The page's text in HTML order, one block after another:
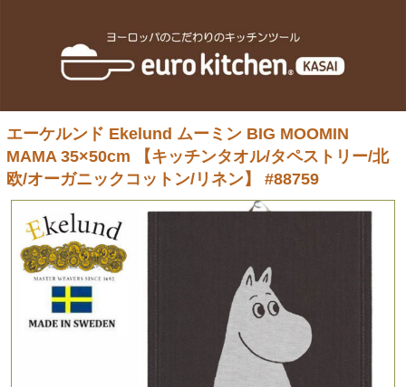
エーケルンド Ekelund ムーミン BIG MOOMIN
MAMA 35×50cm 【キッチンタオル/タペストリー/北
欧/オーガニックコットン/リネン】 #88759